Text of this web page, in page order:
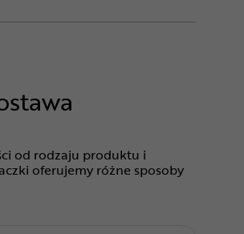
od rodzaju produktu i
oferujemy różne sposoby